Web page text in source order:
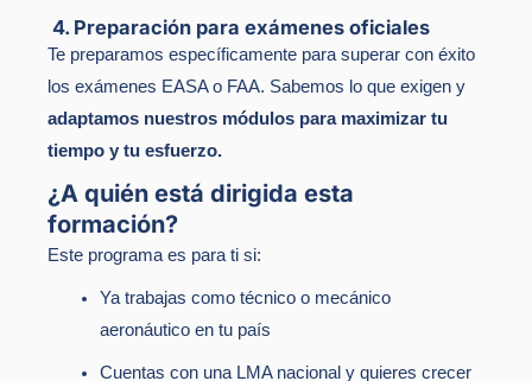
4. Preparación para exámenes oficiales
Te preparamos específicamente para superar con éxito
los exámenes EASA o FAA. Sabemos lo que exigen y
adaptamos nuestros módulos para maximizar tu
tiempo y tu esfuerzo.
¿A quién está dirigida esta
formación?
Este programa es para ti si:
Ya trabajas como técnico o mecánico
aeronáutico en tu país
Cuentas con una LMA nacional y quieres crecer